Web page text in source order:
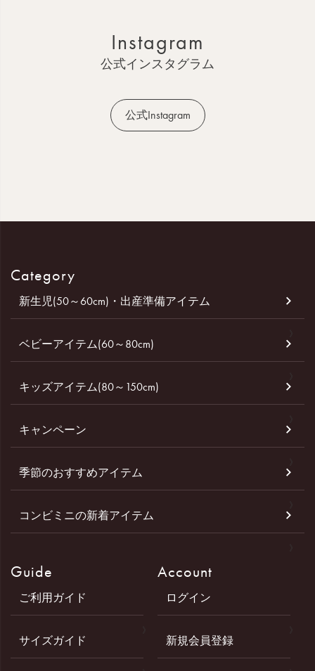
Instagram
公式インスタグラム
公式Instagram
Category
新生児(50～60cm)・出産準備アイテム
ベビーアイテム(60～80cm)
キッズアイテム(80～150cm)
キャンペーン
季節のおすすめアイテム
コンビミニの新着アイテム
Guide
ご利用ガイド
サイズガイド
Account
ログイン
新規会員登録